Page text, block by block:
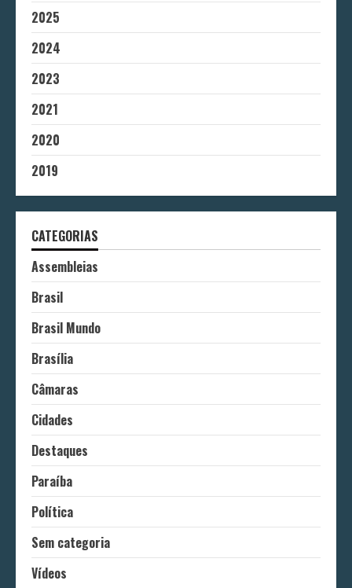
2025
2024
2023
2021
2020
2019
CATEGORIAS
Assembleias
Brasil
Brasil Mundo
Brasília
Câmaras
Cidades
Destaques
Paraíba
Política
Sem categoria
Vídeos